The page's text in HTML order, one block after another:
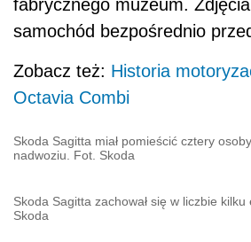
fabrycznego muzeum.
samochód bezpośrednio
Zobacz też: Historia
Octavia Combi
Skoda Sagitta miał pomieścić cztery
nadwoziu. Fot. Skoda
Skoda Sagitta zachował się w liczbie
Skoda